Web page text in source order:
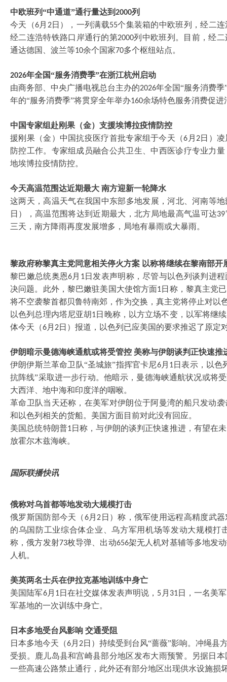
中欧班列“中通道”通行量达到2000列
今天（6月 2日），一列满载55个集装箱的中欧班列，经二
经二连浩特铁路口岸通行的第2000列中欧班列。目前，经
通达德国、波兰等10余个国家70多个枢纽站点。
2026年全国“服务消费季”在浙江杭州启动
由商务部、中央广播电视总台主办的2026年全国“服务消费季
年的“服务消费季”将贯穿全年举办160余场特色服务消费促
中国专家组赴刚果（金）支援埃博拉疫情防控
援刚果（金）中国抗疫医疗首批专家组于今天（6 月 2日）
防控工作。专家组成员融合公共卫生、中西医诊疗专业力
地埃博拉疫情防控。
今天高温范围达近期最大 南方迎新一轮降水
这两天，高温天气在我国中东部多地发展，河北、河南等
日），高温范围将达到近期最大，北方局地最高气温可达39
三天，南方降雨再度发展增多，局地有暴雨或大暴雨。
黎政府称黎真主党同意相关停火方案 以称将继续在黎南部开
黎巴嫩总统奥恩6月 1 日发表声明称，尽管与以色列谈判进
决问题。此外，黎巴嫩驻美国大使馆方面1日称，黎真主党
将不空袭黎首都贝鲁特南郊，作为交换，真主党将停止对以
以色列总理内塔尼亚胡1日晚称，以方立场不变，以军将继
体今天（6月 2日）报道，以色列已应美国的要求推迟了原定
伊朗暗示曼德海峡通航或将受管控 美称与伊朗谈判正快速推
伊朗伊斯兰革命卫队“圣城旅”指挥官卡尼6月 1日表示，以色
抗阵线”采取进一步行动。他暗示，曼德海峡通航状况或将
大西洋、地中海和印度洋的咽喉。
革命卫队当天还称，在美军对伊朗位于阿曼湾的船只发动
和以色列相关的货船。美国方面目前对此没有回应。
美国总统特朗普1日称，与伊朗的谈判正快速推进，有望在
放霍尔木兹海峡。
国际联播快讯
俄称对乌首都等地发动大规模打击
俄罗斯国防部今天（6月 2 日）称，俄军使用远程高精度武
的乌国防工业综合体企业、乌方军用机场等发动大规模打
称，俄方发射73枚导弹、出动656架无人机对基辅等多地发
人机。
美英两名士兵在伊拉克基地训练中身亡
美国陆军6月 1 日在社交媒体发表声明说， 5 月 31 日，一名美
军基地的一次训练中身亡。
日本多地受台风影响 交通受阻
日本多地今天（6月 2日）持续受到台风“蔷薇”影响。冲绳县
受损。鹿儿岛县和宫崎县部分地区发布大雨预警。另据日
一些高速公路禁止通行，此外还有部分地区出现供水设施损